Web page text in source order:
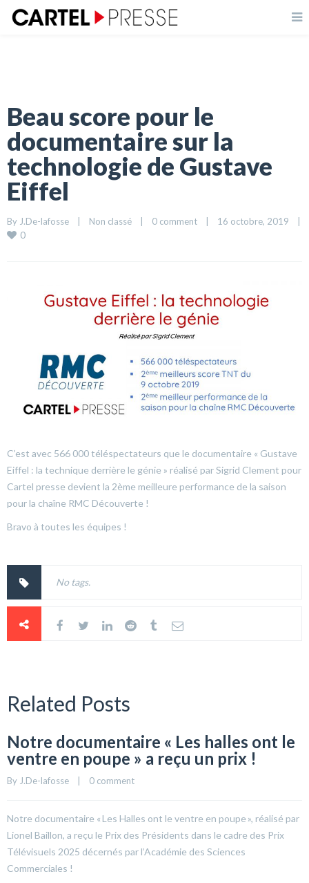
Beau score pour le
documentaire sur la
technologie de Gustave
Eiffel
By J.De-lafosse Non classé 0 comment 16 octobre, 2019
0
C’est avec 566 000 téléspectateurs que le documentaire « Gustave
Eiffel : la technique derrière le génie » réalisé par Sigrid Clement pour
Cartel presse devient la 2ème meilleure performance de la saison
pour la chaîne RMC Découverte !
Bravo à toutes les équipes !
No tags.
Related Posts
Notre documentaire « Les halles ont le
ventre en poupe » a reçu un prix !
By J.De-lafosse 0 comment
Notre documentaire « Les Halles ont le ventre en poupe », réalisé par
Lionel Baillon, a reçu le Prix des Présidents dans le cadre des Prix
Télévisuels 2025 décernés par l’Académie des Sciences
Commerciales !